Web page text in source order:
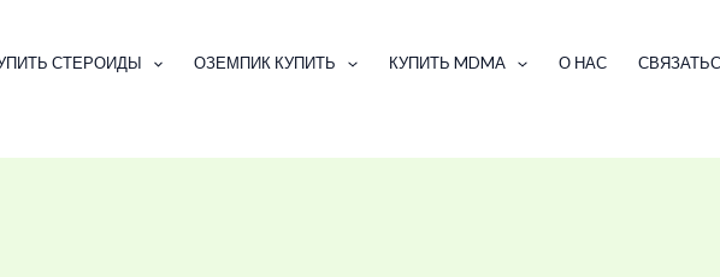
СТЕРОИДЫ ОЗЕМПИК КУПИТЬ КУПИТЬ MDMA О НАС